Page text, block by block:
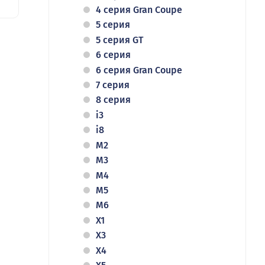
4 серия Gran Coupe
5 серия
5 серия GT
6 серия
6 серия Gran Coupe
7 серия
8 серия
i3
i8
M2
M3
M4
M5
M6
X1
X3
X4